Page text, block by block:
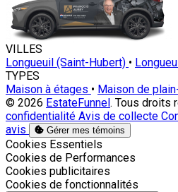
VILLES
Longueuil (Saint-Hubert) •
TYPES
Maison à étages • Maison de
© 2026 EstateFunnel. Tous droits
confidentialité Avis de collecte
avis
Gérer mes témoins
Activer
Cookies Essentiels
Activer
Cookies de Performances
Activer
Cookies publicitaires
Activer
Cookies de fonctionnalités